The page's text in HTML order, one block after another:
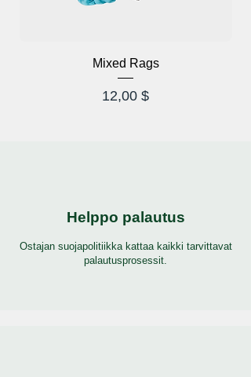
Mixed Rags
Hinta
12,00 $
Helppo palautus
Ostajan suojapolitiikka kattaa kaikki tarvittavat
palautusprosessit.